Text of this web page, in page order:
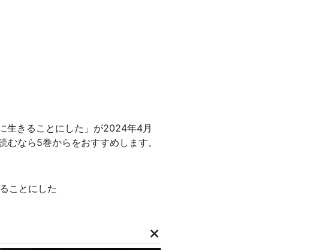
生きることにした」が2024年4月
なら5巻からをおすすめします。
ことにした